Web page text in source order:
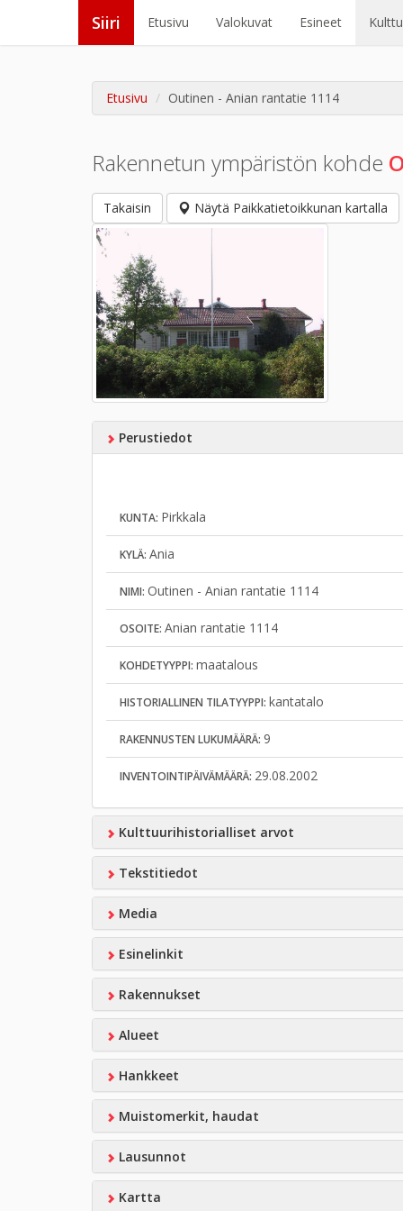
Siiri Etusivu Valokuvat Esineet
Etusivu Outinen - Anian rantatie 1114
Rakennetun ympäristön kohde
Takaisin Näytä Paikkatietoikkunan kartalla
Perustiedot
KUNTA: Pirkkala
KYLÄ: Ania
NIMI: Outinen - Anian rantatie 1114
OSOITE: Anian rantatie 1114
KOHDETYYPPI: maatalous
HISTORIALLINEN TILATYYPPI: kantatalo
RAKENNUSTEN LUKUMÄÄRÄ: 9
INVENTOINTIPÄIVÄMÄÄRÄ: 29.08.2002
Kulttuurihistorialliset arvot
Tekstitiedot
Media
Esinelinkit
Rakennukset
Alueet
Hankkeet
Muistomerkit, haudat
Lausunnot
Kartta